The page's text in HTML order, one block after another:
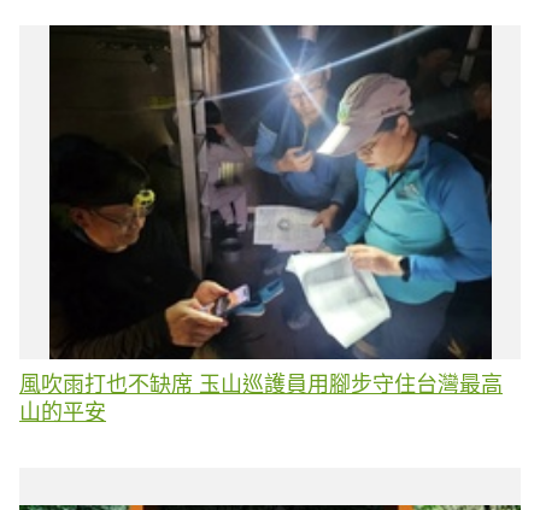
風吹雨打也不缺席 玉山巡護員用腳步守住台灣最高
山的平安